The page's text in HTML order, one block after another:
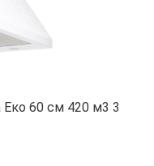
Еко 60 см 420 м3 3